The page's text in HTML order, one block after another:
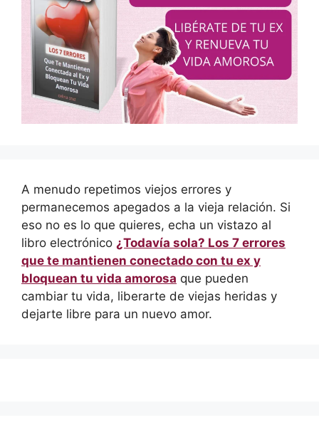
A menudo repetimos viejos errores y
permanecemos apegados a la vieja relación. Si
eso no es lo que quieres, echa un vistazo al
libro electrónico ¿Todavía sola? Los 7 errores
que te mantienen conectado con tu ex y
bloquean tu vida amorosa que pueden
cambiar tu vida, liberarte de viejas heridas y
dejarte libre para un nuevo amor.